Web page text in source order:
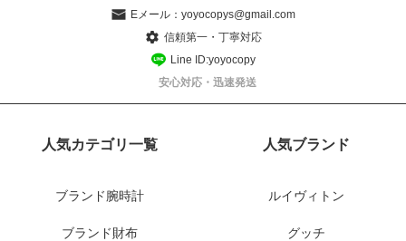
Eメール： yoyocopys@gmail.com
信頼第一・丁寧対応
Line ID:yoyocopy
安心対応・迅速発送
人気カテゴリ一覧
ブランド腕時計
ブランド財布
人気ブランド
ルイヴィトン
グッチ